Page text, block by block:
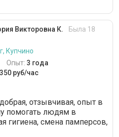
Викторовна К.
Была 18
Купчино
Опыт: 3 года
руб/час
отзывчивая, опыт в
помогать людям в
гигиена, смена памперсов,